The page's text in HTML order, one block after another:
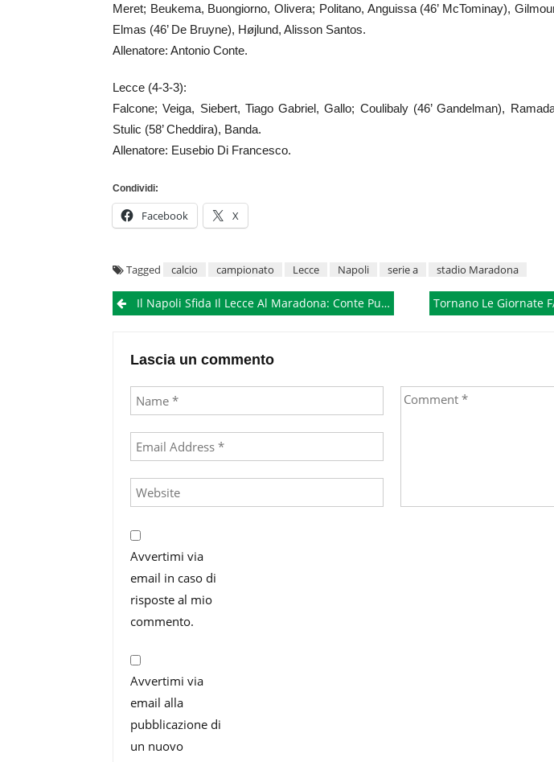
Meret; Beukema, Buongiorno, Olivera; Politano, Anguissa (46’ McTominay),
Elmas (46’ De Bruyne), Højlund, Alisson Santos.
Allenatore: Antonio Conte.
Lecce (4-3-3):
Falcone; Veiga, Siebert, Tiago Gabriel, Gallo; Coulibaly (46’ Gandelman),
Stulic (58’ Cheddira), Banda.
Allenatore: Eusebio Di Francesco.
Condividi:
Facebook X
Tagged calcio campionato Lecce Napoli serie a stadio Maradona
PostIl Napoli Sfida Il Lecce Al Maradona: Conte Punta Sui Titolari Per Restare In Zona Alta Tornano Le Giornate FAI Di Primavera: In
Lascia un commento
Avvertimi via
email in caso di
risposte al mio
commento.
Avvertimi via
email alla
pubblicazione di
un nuovo